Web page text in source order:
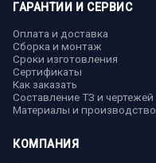
ГАРАНТИИ И СЕРВИС
Оплата и доставка
Сборка и монтаж
Сроки изготовления
Сертификаты
Как заказать
Составление ТЗ и чертежей
Материалы и производство
КОМПАНИЯ